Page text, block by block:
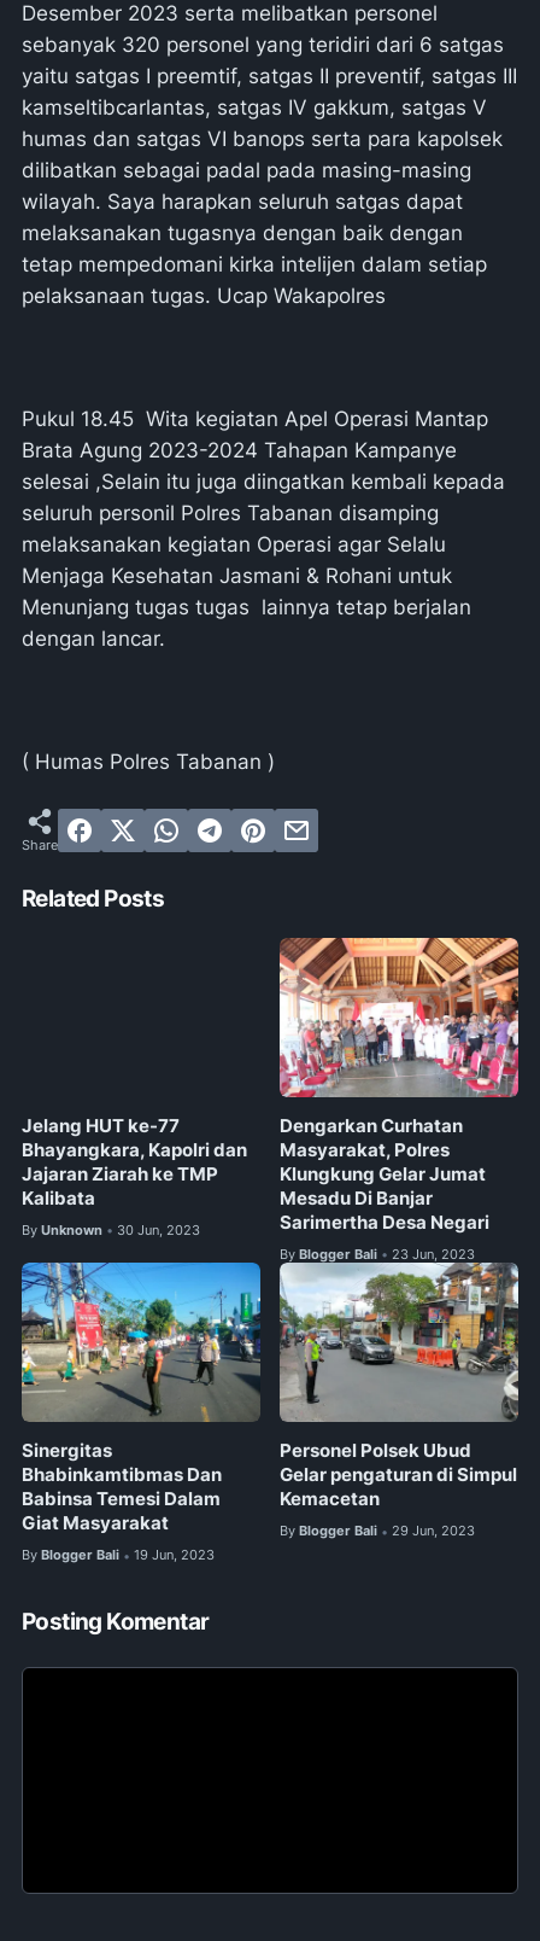
Desember 2023 serta melibatkan personel
sebanyak 320 personel yang teridiri dari 6 satgas
yaitu satgas I preemtif, satgas II preventif, satgas III
kamseltibcarlantas, satgas IV gakkum, satgas V
humas dan satgas VI banops serta para kapolsek
dilibatkan sebagai padal pada masing-masing
wilayah. Saya harapkan seluruh satgas dapat
melaksanakan tugasnya dengan baik dengan
tetap mempedomani kirka intelijen dalam setiap
pelaksanaan tugas. Ucap Wakapolres
Pukul 18.45 Wita kegiatan Apel Operasi Mantap
Brata Agung 2023-2024 Tahapan Kampanye
selesai ,Selain itu juga diingatkan kembali kepada
seluruh personil Polres Tabanan disamping
melaksanakan kegiatan Operasi agar Selalu
Menjaga Kesehatan Jasmani & Rohani untuk
Menunjang tugas tugas lainnya tetap berjalan
dengan lancar.
( Humas Polres Tabanan )
Related Posts
Jelang HUT ke-77
Bhayangkara, Kapolri dan
Jajaran Ziarah ke TMP
Kalibata
By Unknown • 30 Jun, 2023
Dengarkan Curhatan
Masyarakat, Polres
Klungkung Gelar Jumat
Mesadu Di Banjar
Sarimertha Desa Negari
By Blogger Bali • 23 Jun, 2023
Sinergitas
Bhabinkamtibmas Dan
Babinsa Temesi Dalam
Giat Masyarakat
By Blogger Bali • 19 Jun, 2023
Personel Polsek Ubud
Gelar pengaturan di Simpul
Kemacetan
By Blogger Bali • 29 Jun, 2023
Posting Komentar